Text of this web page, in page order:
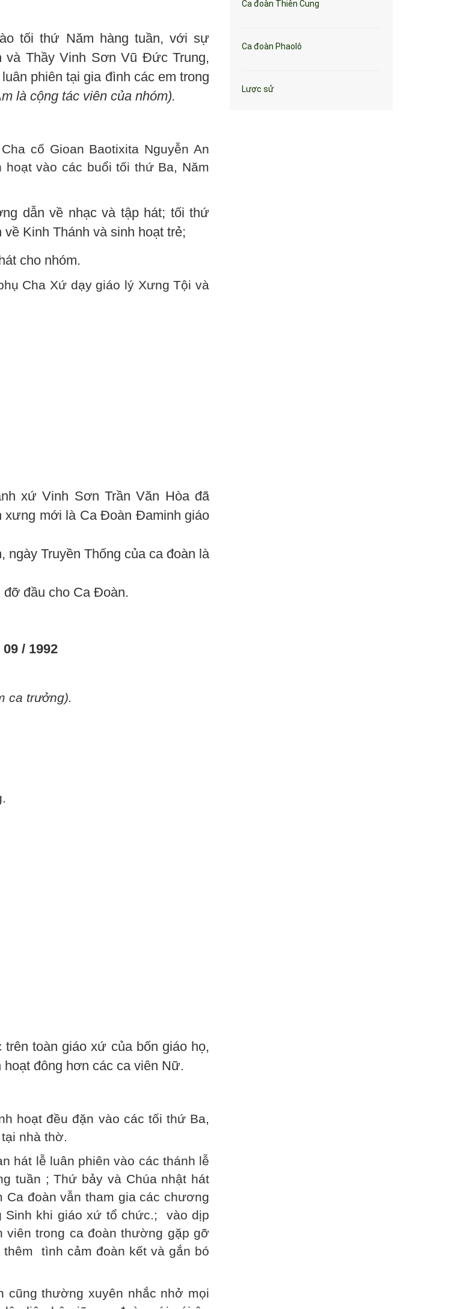
tối thứ Năm hàng tuần, với sự
Thầy Vinh Sơn Vũ Đức Trung,
phiên tại gia đình các em trong
là cộng tác viên của nhóm).
cố Gioan Baotixita Nguyễn An
vào các buổi tối thứ Ba, Năm
dẫn về nhạc và tập hát; tối thứ
Kinh Thánh và sinh hoạt trẻ;
cho nhóm.
Cha Xứ dạy giáo lý Xưng Tội và
xứ Vinh Sơn Trần Văn Hòa đã
xưng mới là Ca Đoàn Đaminh giáo
Truyền Thống của ca đoàn là
đầu cho Ca Đoàn.
/ 1992
ca trưởng).
toàn giáo xứ của bốn giáo họ,
đông hơn các ca viên Nữ.
hoạt đều đặn vào các tối thứ Ba,
nhà thờ.
hát lễ luân phiên vào các thánh lễ
tuần ; Thứ bảy và Chúa nhật hát
Ca đoàn vẫn tham gia các chương
Sinh khi giáo xứ tổ chức.; vào dịp
viên trong ca đoàn thường gặp gỡ
tình cảm đoàn kết và gắn bó
cũng thường xuyên nhắc nhở mọi
Ca đoàn Thiên Cung
Ca đoàn Phaolô
Lược sử